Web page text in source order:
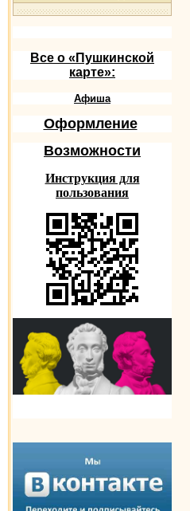
Все о «Пушкинской
карте»:
Афиша
Оформление
Возможности
Инструкция для
пользования